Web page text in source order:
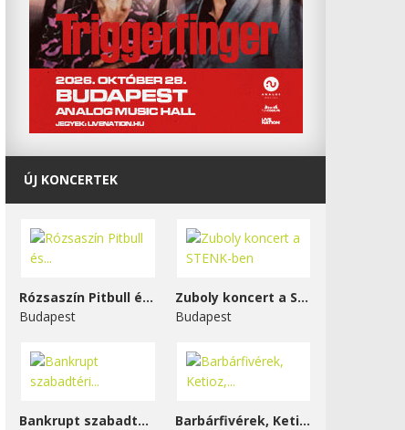
ÚJ KONCERTEK
Rózsaszín Pitbull és...
Budapest
Zuboly koncert a STENK-ben
Budapest
Bankrupt szabadtéri...
Barbárfivérek, Ketioz,...